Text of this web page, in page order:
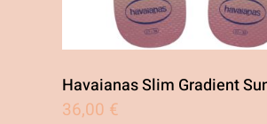
page
du
produit
Havaianas Slim Gradient
36,00 €